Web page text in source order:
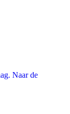
Naar de